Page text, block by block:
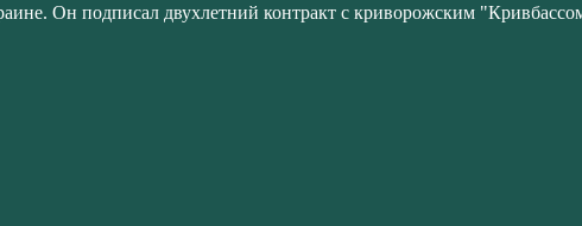
Он подписал двухлетний контракт с криворожским